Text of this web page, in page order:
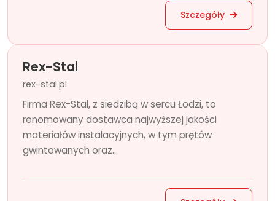
Szczegóły
Rex-Stal
rex-stal.pl
Firma Rex-Stal, z siedzibą w sercu Łodzi, to
renomowany dostawca najwyższej jakości
materiałów instalacyjnych, w tym prętów
gwintowanych oraz...